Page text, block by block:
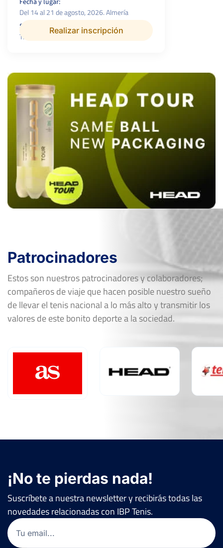
Fecha y lugar:
Del 14 al 21 de agosto, 2026. Almería
Superficie:
Tierra
P.campeón:
500 €
Realizar inscripción
Patrocinadores
Estos son nuestros patrocinadores y colaboradores;
compañeros de viaje que hacen posible nuestro sueño
de llevar el tenis nacional a lo más alto y transmitir los
valores de este bonito deporte a la sociedad.
¡No te pierdas nada!
Suscríbete a nuestra newsletter y recibirás todas las
novedades relacionadas con IBP Tenis.
Email